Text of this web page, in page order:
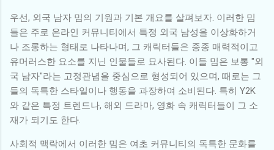
우선, 외국 남자 밈의 기원과 기본 개요를 살펴보자. 이러한 밈
들은 주로 온라인 커뮤니티에서 특정 외국 남성을 이상화하거
나 조롱하는 형태로 나타나며, 그 캐릭터들은 종종 매력적이고
유머러스한 요소를 지닌 인물들로 묘사된다. 이들 밈은 보통 "외
국 남자"라는 고정관념을 중심으로 형성되어 있으며, 때로는 그
들의 독특한 스타일이나 행동을 과장하여 소비된다. 특히 Y2K
와 같은 특정 트렌드나, 해외 드라마, 영화 속 캐릭터들이 그 소
재가 되기도 한다.
사회적 맥락에서 이러한 밈은 여초 커뮤니티의 독특한 문화를